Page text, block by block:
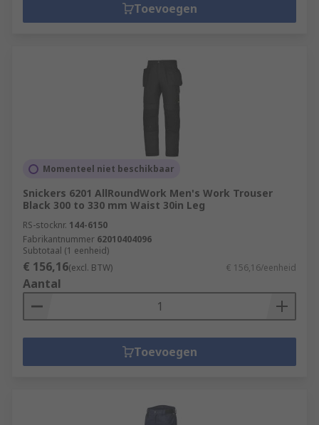
Toevoegen
Momenteel niet beschikbaar
Snickers 6201 AllRoundWork Men's Work Trouser
Black 300 to 330 mm Waist 30in Leg
RS-stocknr. 144-6150
Fabrikantnummer 62010404096
Subtotaal (1 eenheid)
€ 156,16(excl. BTW) € 156,16/eenheid
Aantal
Toevoegen